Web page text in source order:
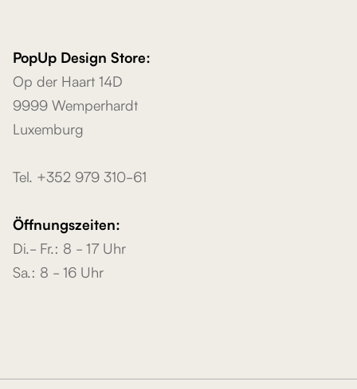
PopUp Design Store:
Op der Haart 14D
9999 Wemperhardt
Luxemburg
Tel. +352 979 310-61
Öffnungszeiten:
Di.- Fr.: 8 - 17 Uhr
Sa.: 8 - 16 Uhr